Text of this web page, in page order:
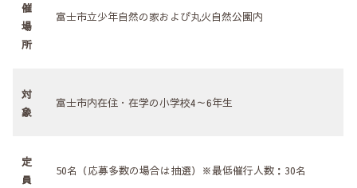
催
場
所
富士市立少年自然の家および丸火自然公園内
対
象
富士市内在住・在学の小学校4～6年生
定
員
50名（応募多数の場合は抽選）※最低催行人数：30名